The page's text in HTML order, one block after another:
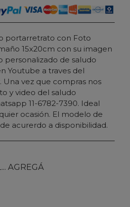
portarretrato con Foto
15x20cm con su imagen
personalizado de saludo
Youtube a traves del
Una vez que compras nos
y video del saludo
11-6782-7390. Ideal
ocasión. El modelo de
acurerdo a disponibilidad.
AGREGÁ